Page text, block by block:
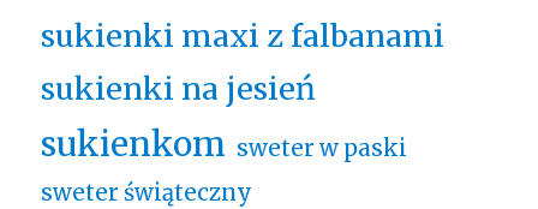
sukienki maxi z falbanami
sukienki na jesień
sukienkom sweter w paski
sweter świąteczny